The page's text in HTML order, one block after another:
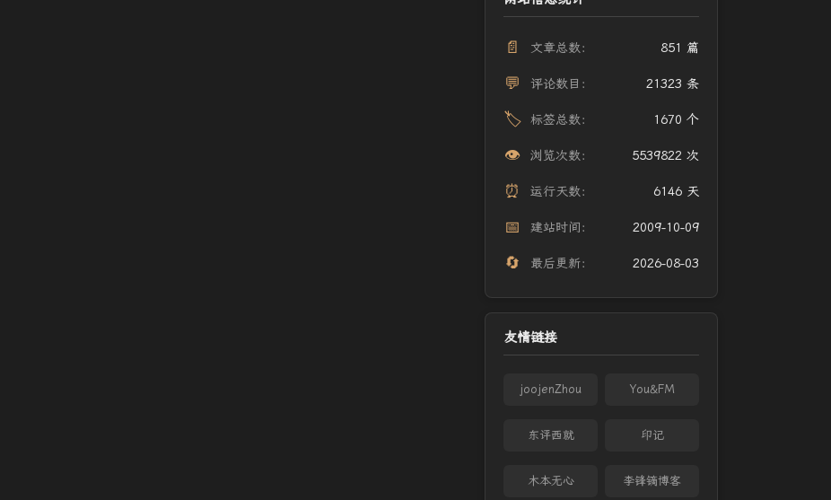
📄 文章总数： 851 篇
💬 评论数目： 21323 条
🏷️ 标签总数： 1670 个
👁️ 浏览次数： 5539822 次
⏰ 运行天数： 6146 天
📅 建站时间： 2009-10-09
🔄 最后更新： 2026-08-03
友情链接
joojenZhou You&FM
东评西就 印记
木本无心 李锋镝博客